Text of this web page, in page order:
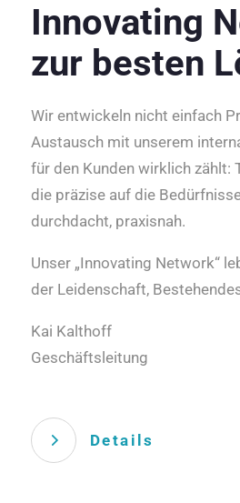
Innovating
zur besten
Wir entwickeln nicht einfach
Austausch mit unserem
für den Kunden wirklich zählt:
die präzise auf die
durchdacht, praxisnah.
Unser „Innovating Network“
der Leidenschaft,
Kai Kalthoff
Geschäftsleitung
Details